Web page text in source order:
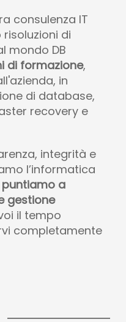
consulenza IT
di
mondo DB
di formazione,
in
di database,
recovery e
integrità e
l’informatica
puntiamo a
gestione
il tempo
completamente